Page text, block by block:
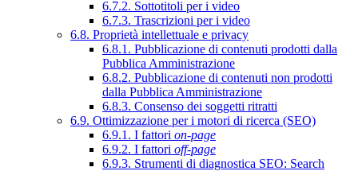
6.7.2. Sottotitoli per i video
6.7.3. Trascrizioni per i video
6.8. Proprietà intellettuale e privacy
6.8.1. Pubblicazione di contenuti prodotti dalla
Pubblica Amministrazione
6.8.2. Pubblicazione di contenuti non prodotti
dalla Pubblica Amministrazione
6.8.3. Consenso dei soggetti ritratti
6.9. Ottimizzazione per i motori di ricerca (SEO)
6.9.1. I fattori on-page
6.9.2. I fattori off-page
6.9.3. Strumenti di diagnostica SEO: Search